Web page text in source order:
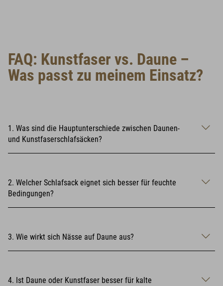
FAQ: Kunstfaser vs. Daune –
Was passt zu meinem Einsatz?
1. Was sind die Hauptunterschiede zwischen Daunen-
und Kunstfaserschlafsäcken?
2. Welcher Schlafsack eignet sich besser für feuchte
Bedingungen?
3. Wie wirkt sich Nässe auf Daune aus?
4. Ist Daune oder Kunstfaser besser für kalte